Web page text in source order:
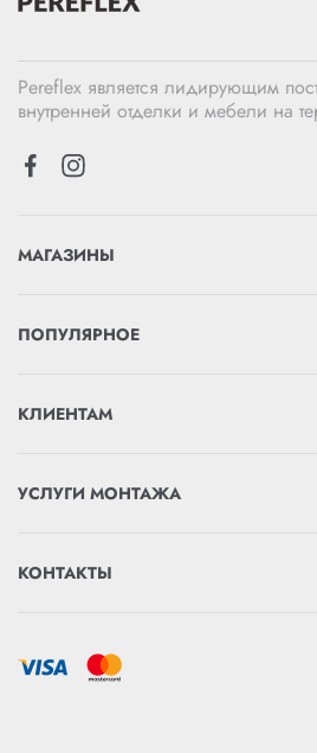
Pereflex является лидирующим
внутренней отделки и мебели на
МАГАЗИНЫ
ПОПУЛЯРНОЕ
КЛИЕНТАМ
УСЛУГИ МОНТАЖА
КОНТАКТЫ